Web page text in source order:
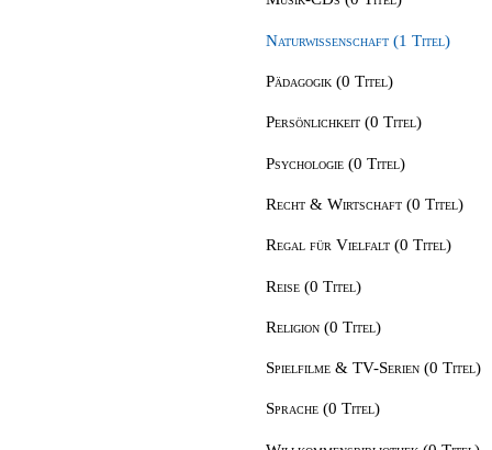
Naturwissenschaft (1 Titel)
Pädagogik (0 Titel)
Persönlichkeit (0 Titel)
Psychologie (0 Titel)
Recht & Wirtschaft (0 Titel)
Regal für Vielfalt (0 Titel)
Reise (0 Titel)
Religion (0 Titel)
Spielfilme & TV-Serien (0 Titel)
Sprache (0 Titel)